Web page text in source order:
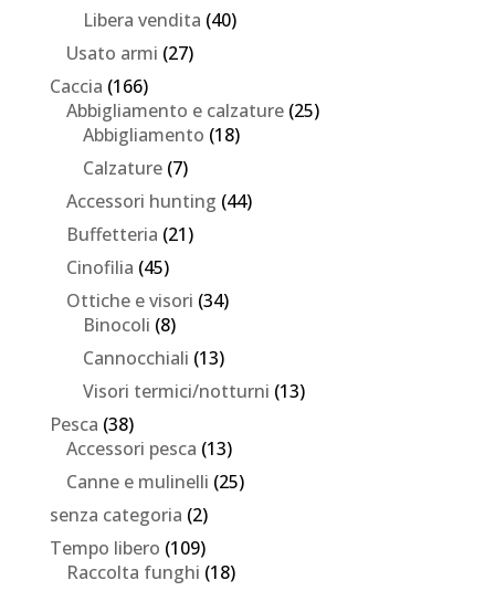
Libera vendita (40)
Usato armi (27)
Caccia (166)
Abbigliamento e calzature (25)
Abbigliamento (18)
Calzature (7)
Accessori hunting (44)
Buffetteria (21)
Cinofilia (45)
Ottiche e visori (34)
Binocoli (8)
Cannocchiali (13)
Visori termici/notturni (13)
Pesca (38)
Accessori pesca (13)
Canne e mulinelli (25)
senza categoria (2)
Tempo libero (109)
Raccolta funghi (18)